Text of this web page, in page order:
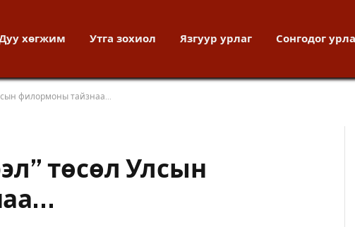
хөгжим Утга зохиол Язгуур урлаг Сонгодог
филормоны тайзнаа…
төсөл Улсын